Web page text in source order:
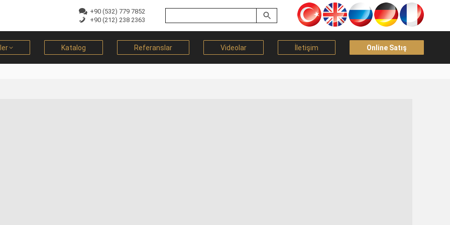
+90 (532) 779 7852
+90 (212) 238 2363
Katalog Referanslar Videolar İletişim Online Satış